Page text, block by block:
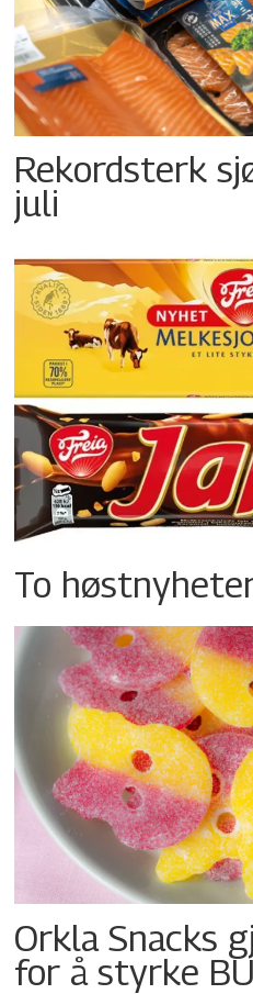
Rekordsterk
juli
To
Orkla Snacks
for å styrke